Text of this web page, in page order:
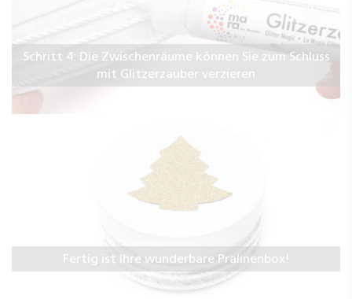
Schritt 4: Die Zwischenräume können Sie zum Schluss
mit Glitzerzauber verzieren
Fertig ist Ihre wunderbare Pralinenbox!